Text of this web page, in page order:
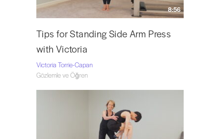
8:56
Tips for Standing Side Arm Press
with Victoria
Victoria Torrie-Capan
Gözlemle ve Öğren